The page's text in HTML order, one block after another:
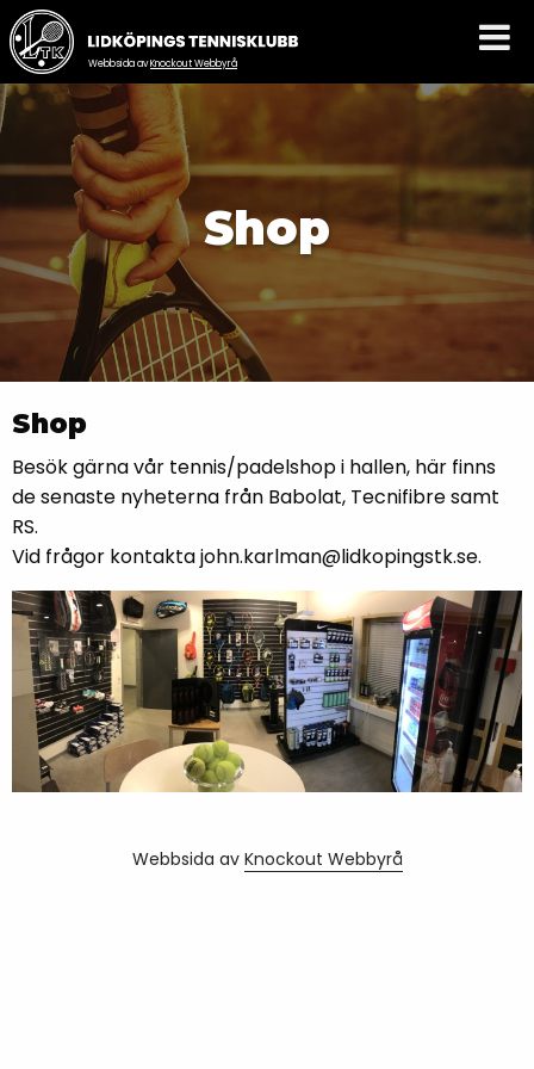
Webbsida avKnockout Webbyrå
Shop
Shop
Besök gärna vår tennis/padelshop i hallen, här finns
de senaste nyheterna från Babolat, Tecnifibre samt
RS.
Vid frågor kontakta john.karlman@lidkopingstk.se.
Webbsida av Knockout Webbyrå